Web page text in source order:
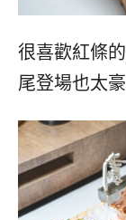
很喜歡紅條
尾登場也太豪